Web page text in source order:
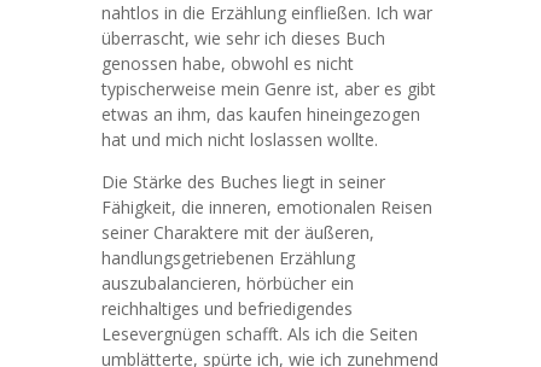
nahtlos in die Erzählung einfließen. Ich war
überrascht, wie sehr ich dieses Buch
genossen habe, obwohl es nicht
typischerweise mein Genre ist, aber es gibt
etwas an ihm, das kaufen hineingezogen
hat und mich nicht loslassen wollte.
Die Stärke des Buches liegt in seiner
Fähigkeit, die inneren, emotionalen Reisen
seiner Charaktere mit der äußeren,
handlungsgetriebenen Erzählung
auszubalancieren, hörbücher ein
reichhaltiges und befriedigendes
Lesevergnügen schafft. Als ich die Seiten
umblätterte, spürte ich, wie ich zunehmend